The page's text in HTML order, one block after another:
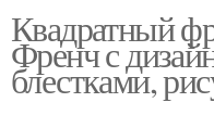
Квадратный
Френч с
блестками,